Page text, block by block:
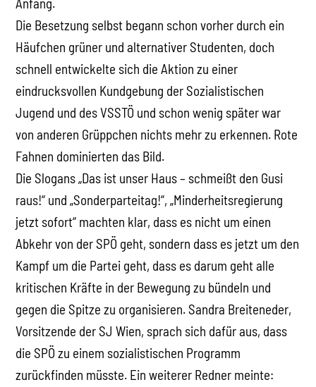
Die Besetzung selbst begann schon vorher durch ein
Häufchen grüner und alternativer Studenten, doch
schnell entwickelte sich die Aktion zu einer
eindrucksvollen Kundgebung der Sozialistischen
Jugend und des VSSTÖ und schon wenig später war
von anderen Grüppchen nichts mehr zu erkennen. Rote
Fahnen dominierten das Bild.
Die Slogans „Das ist unser Haus – schmeißt den Gusi
raus!“ und „Sonderparteitag!“, „Minderheitsregierung
jetzt sofort“ machten klar, dass es nicht um einen
Abkehr von der SPÖ geht, sondern dass es jetzt um den
Kampf um die Partei geht, dass es darum geht alle
kritischen Kräfte in der Bewegung zu bündeln und
gegen die Spitze zu organisieren. Sandra Breiteneder,
Vorsitzende der SJ Wien, sprach sich dafür aus, dass
die SPÖ zu einem sozialistischen Programm
zurückfinden müsste. Ein weiterer Redner meinte: